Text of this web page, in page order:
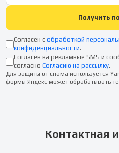
Получить
Согласен с обработкой
конфиденциальности.
Согласен на рекламные SMS и
согласно Согласию на рассылку.
Для защиты от спама используется
формы Яндекс может обрабатывать
Контактная